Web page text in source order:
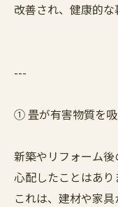
改善され、健康的な
---
① 畳が有害物質を吸
新築やリフォーム
心配したことはあり
これは、建材や家